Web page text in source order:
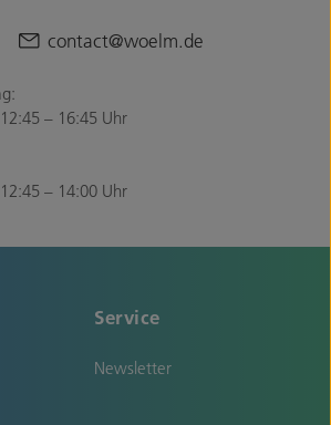
contact@woelm.de
– 16:45 Uhr
– 14:00 Uhr
Service
Newsletter